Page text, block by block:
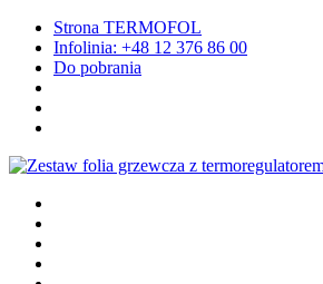
Strona TERMOFOL
Infolinia: +48 12 376 86 00
Do pobrania